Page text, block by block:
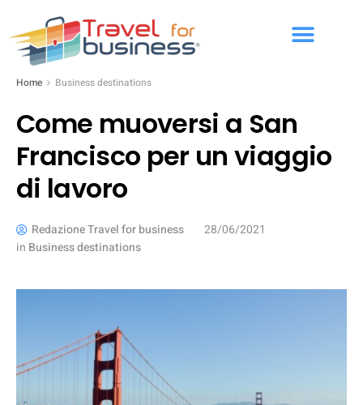
Home Business destinations
Come muoversi a San
Francisco per un viaggio
di lavoro
Redazione Travel for business
28/06/2021
in Business destinations